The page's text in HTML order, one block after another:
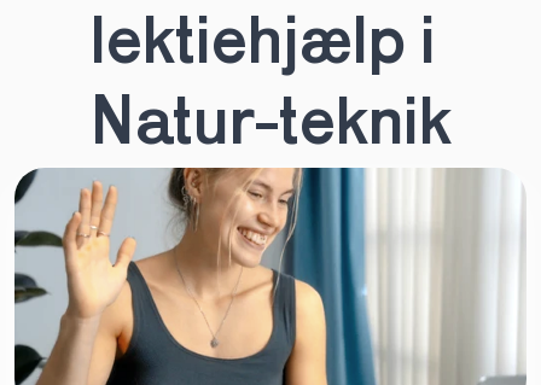
lektiehjælp i
Natur-teknik